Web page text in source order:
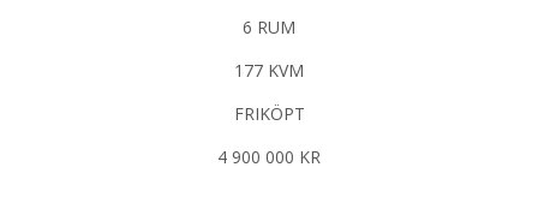
6 RUM
177 KVM
FRIKÖPT
4 900 000 KR